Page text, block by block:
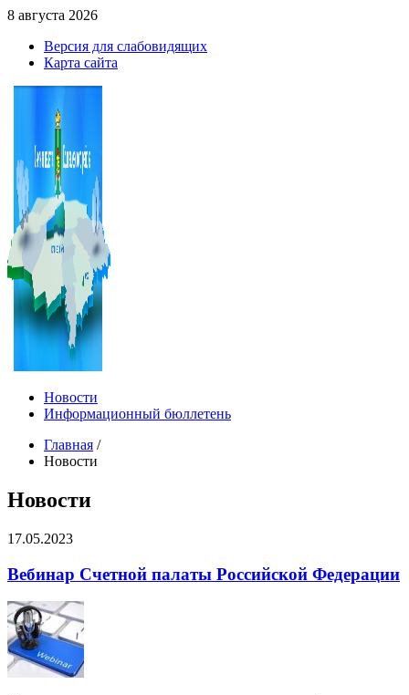
8 августа 2026
Версия для слабовидящих
Карта сайта
Новости
Информационный бюллетень
Главная /
Новости
Новости
17.05.2023
Вебинар Счетной палаты Российской Федерации